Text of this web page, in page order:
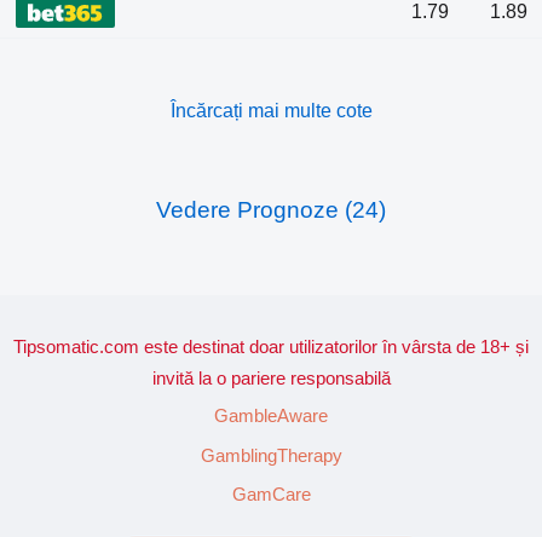
1.79 1.89
Încărcați mai multe cote
Vedere Prognoze (24)
Tipsomatic.com este destinat doar utilizatorilor în vârsta de 18+ și
invită la o pariere responsabilă
GambleAware
GamblingTherapy
GamCare